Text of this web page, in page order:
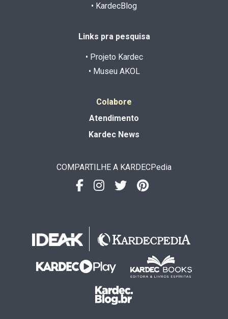
• KardecBlog
Links pra pesquisa
• Projeto Kardec
• Museu AKOL
Colabore
Atendimento
Kardec News
COMPARTILHE A KARDECPedia